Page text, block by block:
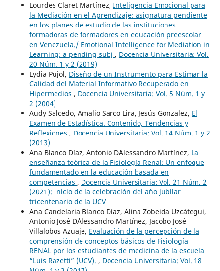
Lourdes Claret Martínez, Inteligencia Emocional para
la Mediación en el Aprendizaje: asignatura pendiente
en los planes de estudio de las instituciones
formadoras de formadores en educación preescolar
en Venezuela./ Emotional Intelligence for Mediation in
Learning: a pending subj , Docencia Universitaria: Vol.
20 Núm. 1 y 2 (2019)
Lydia Pujol, Diseño de un Instrumento para Estimar la
Calidad del Material Informativo Recuperado en
Hipermedios , Docencia Universitaria: Vol. 5 Núm. 1 y
2 (2004)
Audy Salcedo, Amalio Sarco Lira, Jesús Gonzalez, El
Examen de Estadística. Contenido, Tendencias y
Reflexiones , Docencia Universitaria: Vol. 14 Núm. 1 y 2
(2013)
Ana Blanco Díaz, Antonio D´Alessandro Martínez, La
enseñanza teórica de la Fisiología Renal: Un enfoque
fundamentado en la educación basada en
competencias , Docencia Universitaria: Vol. 21 Núm. 2
(2021): Inicio de la celebración del año jubilar
tricentenario de la UCV
Ana Candelaria Blanco Díaz, Alina Zobeida Uzcátegui,
Antonio José D´Alessandro Martínez, Jacobo José
Villalobos Azuaje, Evaluación de la percepción de la
comprensión de conceptos básicos de Fisiología
RENAL por los estudiantes de medicina de la escuela
“Luis Razetti” (UCV). , Docencia Universitaria: Vol. 18